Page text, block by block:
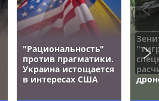
"Рациональность"
против прагматики.
Украина истощается
в интересах США